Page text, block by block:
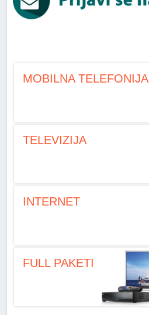
MOBILNA TELEFONIJA
TELEVIZIJA
INTERNET
FULL PAKETI